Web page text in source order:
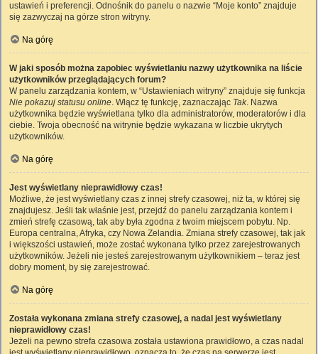
ustawień i preferencji. Odnośnik do panelu o nazwie “Moje konto” znajduje
się zazwyczaj na górze stron witryny.
Na górę
W jaki sposób można zapobiec wyświetlaniu nazwy użytkownika na liście
użytkowników przeglądających forum?
W panelu zarządzania kontem, w “Ustawieniach witryny” znajduje się funkcja
Nie pokazuj statusu online. Włącz tę funkcję, zaznaczając Tak. Nazwa
użytkownika będzie wyświetlana tylko dla administratorów, moderatorów i dla
ciebie. Twoja obecność na witrynie będzie wykazana w liczbie ukrytych
użytkowników.
Na górę
Jest wyświetlany nieprawidłowy czas!
Możliwe, że jest wyświetlany czas z innej strefy czasowej, niż ta, w której się
znajdujesz. Jeśli tak właśnie jest, przejdź do panelu zarządzania kontem i
zmień strefę czasową, tak aby była zgodna z twoim miejscem pobytu. Np.
Europa centralna, Afryka, czy Nowa Zelandia. Zmiana strefy czasowej, tak jak
i większości ustawień, może zostać wykonana tylko przez zarejestrowanych
użytkowników. Jeżeli nie jesteś zarejestrowanym użytkownikiem – teraz jest
dobry moment, by się zarejestrować.
Na górę
Została wykonana zmiana strefy czasowej, a nadal jest wyświetlany
nieprawidłowy czas!
Jeżeli na pewno strefa czasowa została ustawiona prawidłowo, a czas nadal